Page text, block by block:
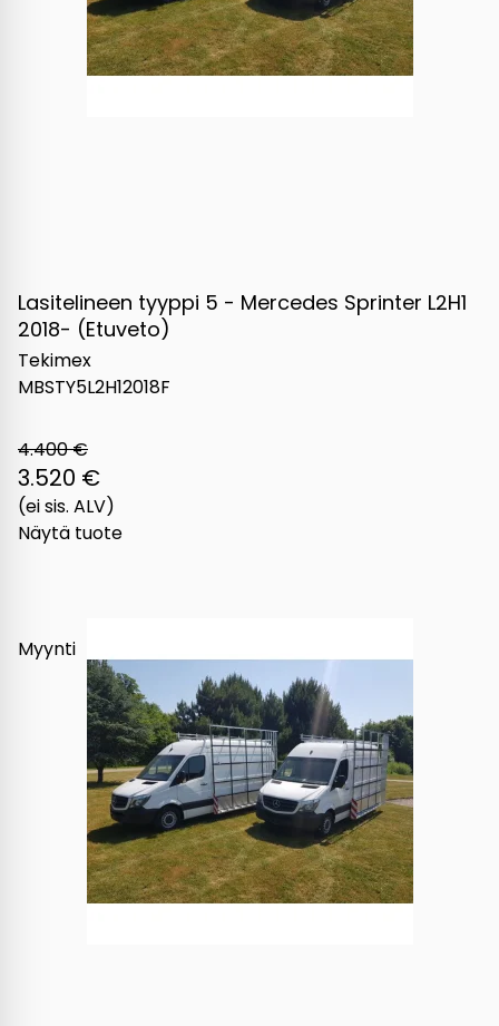
Lasitelineen tyyppi 5 - Mercedes Sprinter L2H1
2018- (Etuveto)
Tekimex
MBSTY5L2H12018F
4.400 €
3.520 €
(ei sis. ALV)
Näytä tuote
Myynti